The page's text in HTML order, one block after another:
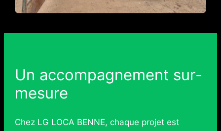
Un accompagnement sur-
mesure
Chez LG LOCA BENNE, chaque projet est